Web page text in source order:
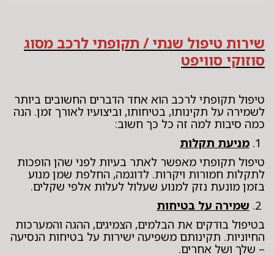
שירות טיפול שנתי / תקופתי לרכב מסוג
סוזוקי סוויפט
טיפול תקופתי לרכב הוא אחד הדברים החשובים ביותר
לשמירה על תקינותו, בטיחותו, וביצועיו לאורך זמן. הנה
כמה סיבות למה זה כל כך חשוב:
מניעת תקלות
טיפול תקופתי מאפשר לאתר בעיות לפני שהן הופכות
לתקלות חמורות ויקרות. לדוגמה, החלפת שמן מנוע
בזמן מונעת נזק למנוע שעלול לעלות אלפי שקלים.
שמירה על בטיחות
בטיפול בודקים את הבלמים, הצמיגים, ההגה והמערכות
החיוניות. תקינותם משפיעה ישירות על בטיחות הנסיעה
– שלך ושל אחרים.